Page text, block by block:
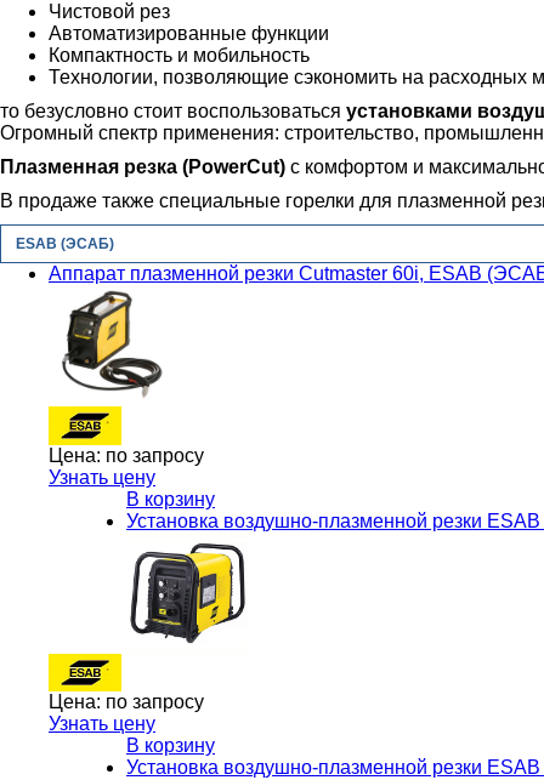
Чистовой рез
Автоматизированные функции
Компактность и мобильность
Технологии, позволяющие сэкономить на расходных
то безусловно стоит воспользоваться установками
Огромный спектр применения: строительство,
Плазменная резка (PowerCut) с комфортом и
В продаже также специальные горелки для плазменной
ESAB (ЭСАБ)
Аппарат плазменной резки Cutmaster 60i, ESAB
Цена: по запросу
Узнать цену
В корзину
Установка воздушно-плазменной резки
Цена: по запросу
Узнать цену
В корзину
Установка воздушно-плазменной резки